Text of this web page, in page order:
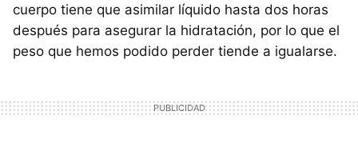
cuerpo tiene que asimilar líquido hasta dos horas
después para asegurar la hidratación, por lo que el
peso que hemos podido perder tiende a igualarse.